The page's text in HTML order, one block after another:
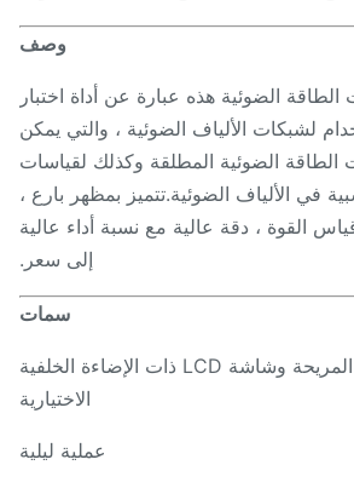
وصف
الضوئية هذه عبارة عن أداة اختبار
الألياف الضوئية ، والتي يمكن
الضوئية المطلقة وكذلك لقياسات
الألياف الضوئية.تتميز بمظهر بارع ،
، دقة عالية مع نسبة أداء عالية
إلى سعر.
سمات
تدعم شاشة LCD المريحة وشاشة LCD ذات الإضاءة الخلفية
الاختيارية
عملية ليلية